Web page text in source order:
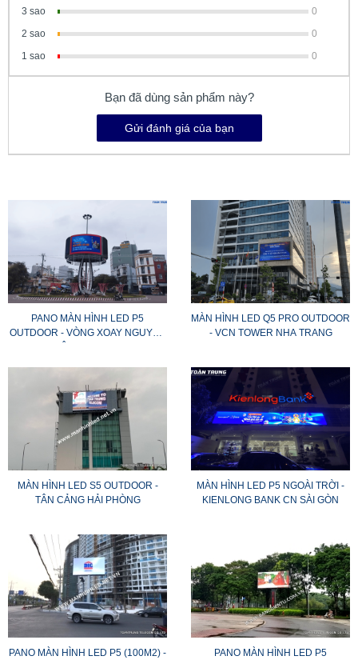
3 sao
0
2 sao
0
1 sao
0
Bạn đã dùng sản phẩm này?
Gửi đánh giá của bạn
PANO MÀN HÌNH LED P5
OUTDOOR - VÒNG XOAY NGUYỄN
MÀN HÌNH LED Q5 PRO OUTDOOR
- VCN TOWER NHA TRANG
MÀN HÌNH LED S5 OUTDOOR -
TÂN CẢNG HẢI PHÒNG
MÀN HÌNH LED P5 NGOÀI TRỜI -
KIENLONG BANK CN SÀI GÒN
PANO MÀN HÌNH LED P5 (100M2) -
PANO MÀN HÌNH LED P5